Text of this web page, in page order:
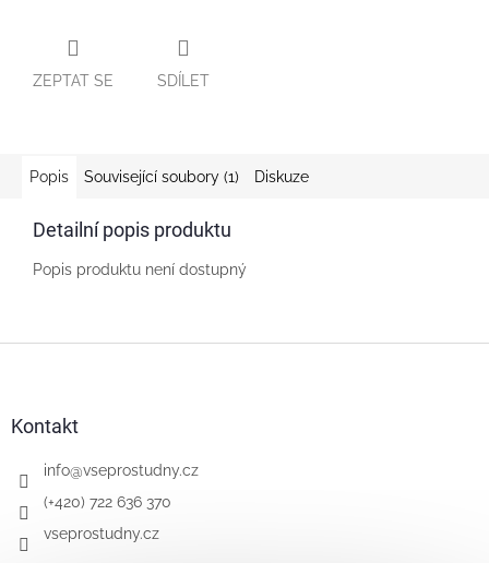
ZEPTAT SE SDÍLET
Popis Související soubory (1) Diskuze
Detailní popis produktu
Popis produktu není dostupný
Kontakt
info@vseprostudny.cz
(+420) 722 636 370
vseprostudny.cz